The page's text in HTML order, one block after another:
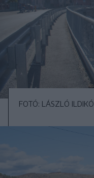
FOTÓ: LÁSZLÓ ILDIKÓ